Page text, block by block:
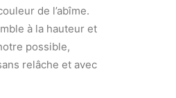
de l’abîme.
à la hauteur et
possible,
relâche et avec